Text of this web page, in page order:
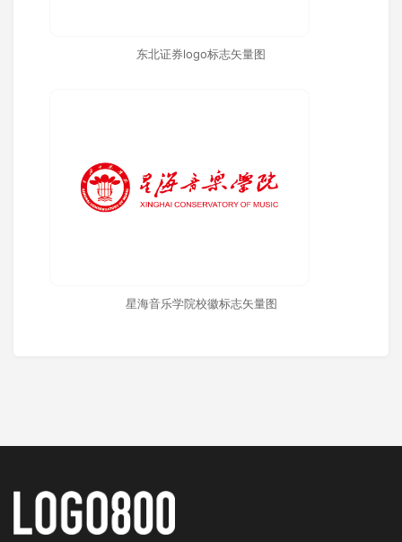
东北证券logo标志矢量图
星海音乐学院校徽标志矢量图